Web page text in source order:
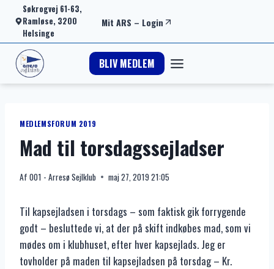
Fortsæt
indhold
Søkrogvej 61-63,
Ramløse, 3200
Helsinge
Mit ARS – Login
BLIV MEDLEM
MEDLEMSFORUM 2019
Mad til torsdagssejladser
Af 001 - Arresø Sejlklub maj 27, 2019 21:05
Til kapsejladsen i torsdags – som faktisk gik forrygende
godt – besluttede vi, at der på skift indkøbes mad, som vi
mødes om i klubhuset, efter hver kapsejlads. Jeg er
tovholder på maden til kapsejladsen på torsdag – Kr.